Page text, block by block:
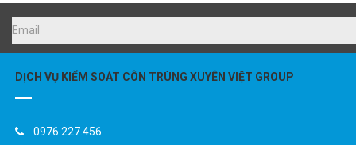
DỊCH VỤ KIỂM SOÁT CÔN TRÙNG XUYÊN VIỆT GROUP